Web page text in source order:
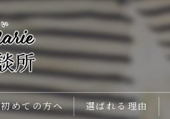
初めての方へ 選ばれる理由